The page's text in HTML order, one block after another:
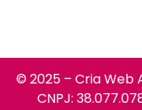
© 2025 – Cria Web
CNPJ: